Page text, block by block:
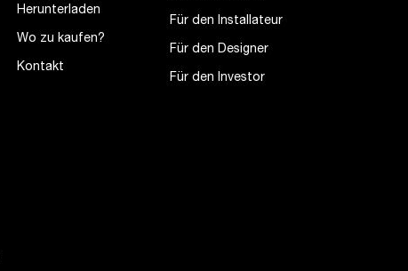
Herunterladen
Wo zu kaufen?
Kontakt
Für den Installateur
Für den Designer
Für den Investor